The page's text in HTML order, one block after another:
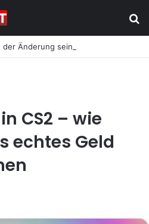
CS2 – wie
echtes Geld